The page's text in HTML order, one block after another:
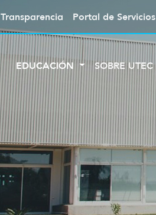
Transparencia Portal de Servicios
EDUCACIÓN SOBRE UTEC